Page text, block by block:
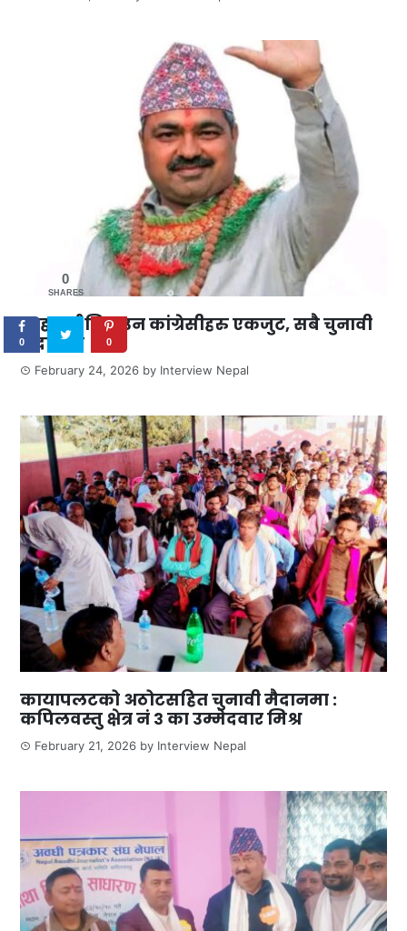
शाहलाई जिताउन कांग्रेसीहरु एकजुट, सबै चुनावी
मैदानमा
February 24, 2026 by Interview Nepal
कायापलटको अठोटसहित चुनावी मैदानमा :
कपिलवस्तु क्षेत्र नं ३ का उम्मेदवार मिश्र
February 21, 2026 by Interview Nepal
0
SHARES
0 0